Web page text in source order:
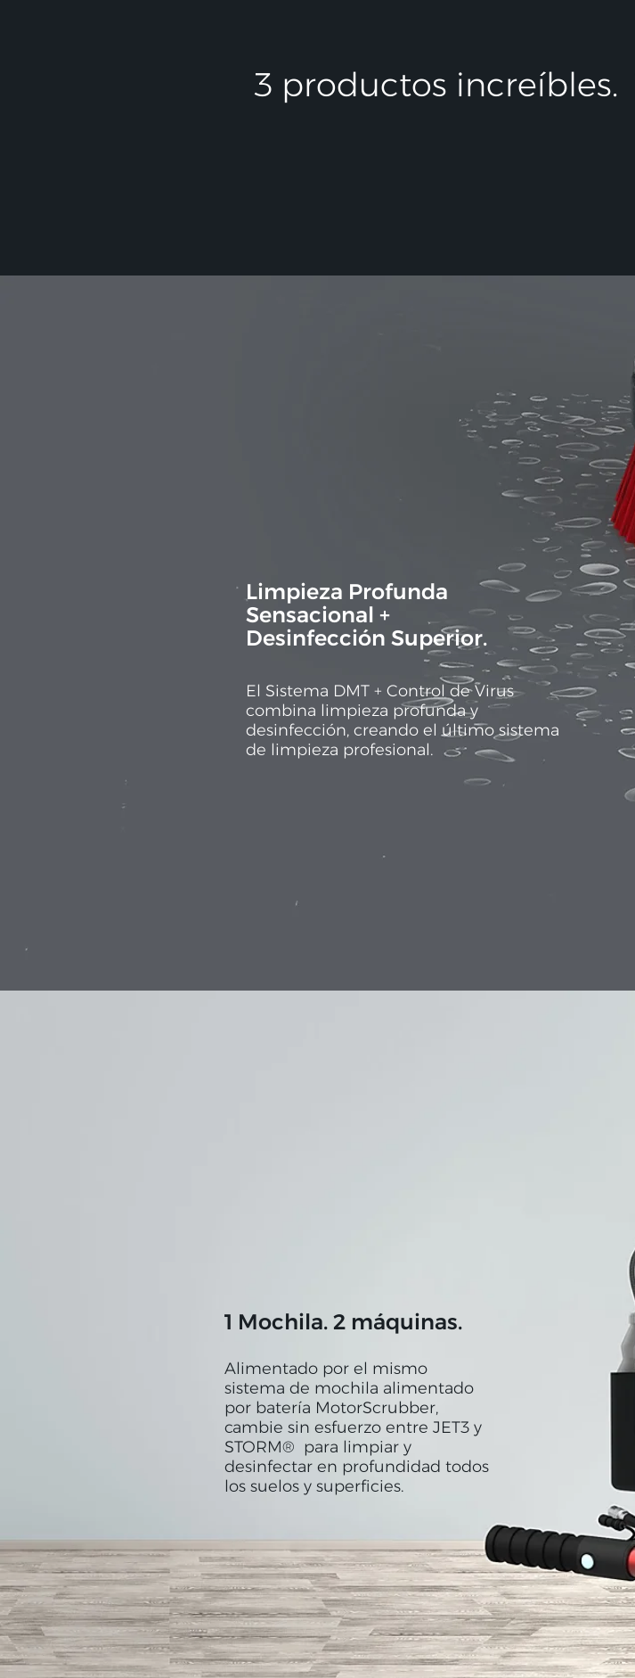
3 productos increíbles.
Limpieza Profunda
Sensacional +
Desinfección Superior.
El Sistema DMT + Control de Virus
combina limpieza profunda y
desinfección, creando el último sistema
de limpieza profesional.
1 Mochila. 2 máquinas.
Alimentado por el mismo
sistema de mochila alimentado
por batería MotorScrubber,
cambie sin esfuerzo entre JET3 y
STORM® para limpiar y
desinfectar en profundidad todos
los suelos y superficies.